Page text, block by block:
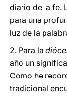
diario de la fe.
para una
luz de la
2. Para la
año un
Como he
tradicional